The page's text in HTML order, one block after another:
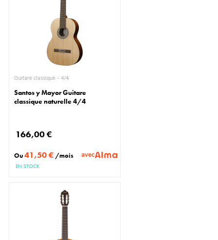
Guitare classique - 4/4
Santos y Mayor Guitare
classique naturelle 4/4
166,00 €
Ou41,50 € /mois avec
EN STOCK